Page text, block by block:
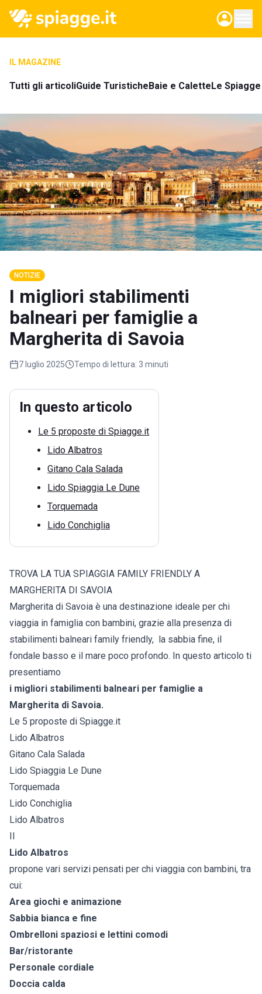
IL MAGAZINE
Tutti gli articoliGuide TuristicheBaie e CaletteLe
NOTIZIE
I migliori stabilimenti
balneari per famiglie a
Margherita di Savoia
7 luglio 2025 Tempo di lettura: 3 minuti
In questo articolo
Le 5 proposte di Spiagge.it
Lido Albatros
Gitano Cala Salada
Lido Spiaggia Le Dune
Torquemada
Lido Conchiglia
TROVA LA TUA SPIAGGIA FAMILY FRIENDLY A
MARGHERITA DI SAVOIA
Margherita di Savoia è una destinazione ideale per chi
viaggia in famiglia con bambini, grazie alla presenza di
stabilimenti balneari family friendly, la sabbia fine, il
fondale basso e il mare poco profondo. In questo articolo ti
presentiamo
i migliori stabilimenti balneari per famiglie a
Margherita di Savoia.
Le 5 proposte di Spiagge.it
Lido Albatros
Gitano Cala Salada
Lido Spiaggia Le Dune
Torquemada
Lido Conchiglia
Lido Albatros
Lido Albatros
propone vari servizi pensati per chi viaggia con bambini, tra
cui:
Area giochi e animazione
Sabbia bianca e fine
Ombrelloni spaziosi e lettini comodi
Bar/ristorante
Personale cordiale
Doccia calda